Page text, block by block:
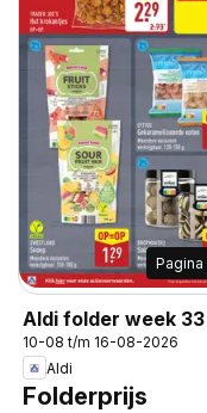
Pagina
Aldi folder week 33
10-08 t/m 16-08-2026
Aldi
Folderprijs